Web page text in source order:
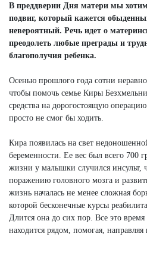
В преддверии Дня матери мы
подвиг, который кажется
невероятный. Речь идет о
преодолеть любые преграды и
благополучия ребенка.
Осенью прошлого года сотни
чтобы помочь семье Киры
средства на дорогостоящую
просто не смог бы ходить.
Кира появилась на свет
беременности. Ее вес был всего 700
жизни у малышки случился инсульт,
поражению головного мозга и
жизнь началась не менее сложная
которой бесконечные курсы
Длится она до сих пор. Все это
находится рядом, помогая, направляя